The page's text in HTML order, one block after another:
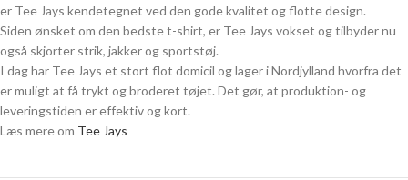
er Tee Jays kendetegnet ved den gode kvalitet og flotte design.
Siden ønsket om den bedste t-shirt, er Tee Jays vokset og tilbyder nu
også skjorter strik, jakker og sportstøj.
I dag har Tee Jays et stort flot domicil og lager i Nordjylland hvorfra det
er muligt at få trykt og broderet tøjet. Det gør, at produktion- og
leveringstiden er effektiv og kort.
Læs mere om Tee Jays